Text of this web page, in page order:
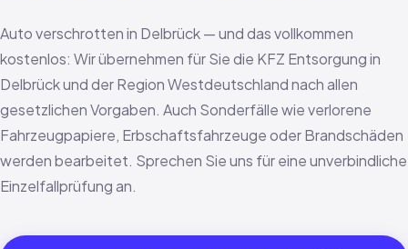
Auto verschrotten in Delbrück — und das vollkommen
kostenlos: Wir übernehmen für Sie die KFZ Entsorgung in
Delbrück und der Region Westdeutschland nach allen
gesetzlichen Vorgaben. Auch Sonderfälle wie verlorene
Fahrzeugpapiere, Erbschaftsfahrzeuge oder Brandschäden
werden bearbeitet. Sprechen Sie uns für eine unverbindliche
Einzelfallprüfung an.